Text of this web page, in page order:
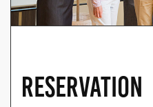
RESERVATION